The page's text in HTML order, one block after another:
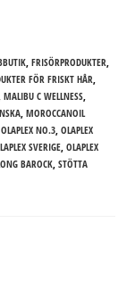
, FRISÖRPRODUKTER,
FÖR FRISKT HÅR,
MALIBU C WELLNESS,
, MOROCCANOIL
OLAPLEX NO.3, OLAPLEX
SVERIGE, OLAPLEX
BAROCK, STÖTTA